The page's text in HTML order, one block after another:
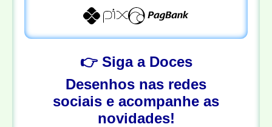
👉 Siga a Doces
Desenhos nas redes
sociais e acompanhe as
novidades!